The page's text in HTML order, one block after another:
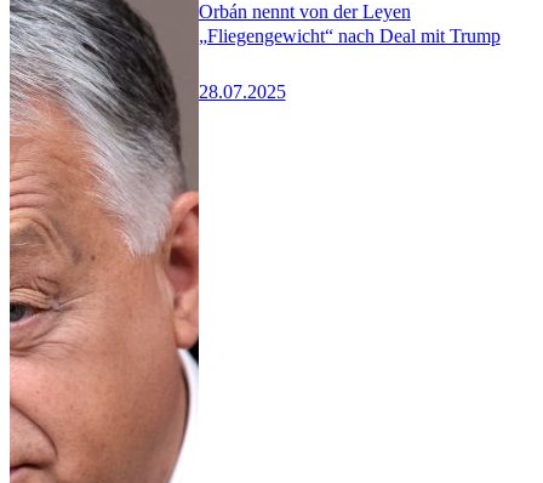
Orbán nennt von der Leyen
„Fliegengewicht“ nach Deal mit Trump
28.07.2025